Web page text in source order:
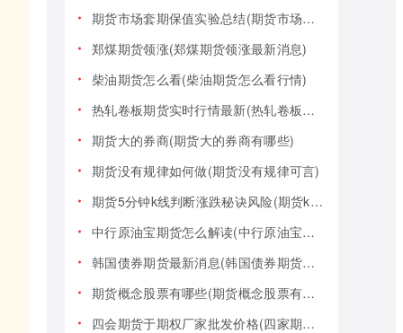
期货市场套期保值实验总结(期货市场套期保值实验总结报告)
郑煤期货领涨(郑煤期货领涨最新消息)
柴油期货怎么看(柴油期货怎么看行情)
热轧卷板期货实时行情最新(热轧卷板期货实时行情最新报价)
期货大的券商(期货大的券商有哪些)
期货没有规律如何做(期货没有规律可言)
期货5分钟k线判断涨跌秘诀风险(期货k线技巧)
中行原油宝期货怎么解读(中行原油宝期货事件)
韩国债券期货最新消息(韩国债券期货最新消息新闻)
期货概念股票有哪些(期货概念股票有哪些类型)
四会期货于期权厂家批发价格(四家期货交易)